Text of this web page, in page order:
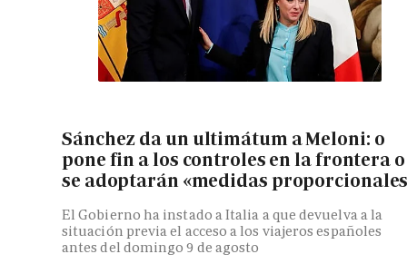
Sánchez da un ultimátum a Meloni: o
pone fin a los controles en la frontera o
se adoptarán «medidas
El Gobierno ha instado a Italia a que devuelva a la
situación previa el acceso a los viajeros españoles
antes del domingo 9 de agosto